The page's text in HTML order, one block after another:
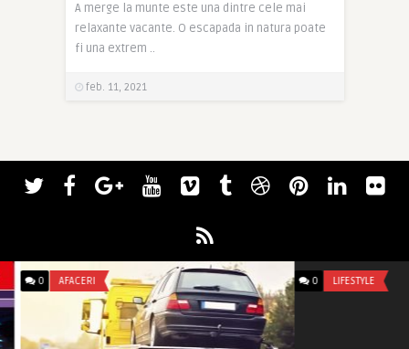
A merge la munte este una dintre cele mai
relaxante vacante. O escapada in natura poate
fi una extrem ..
feb. 11, 2021
AFACERI 0 LIFESTYLE